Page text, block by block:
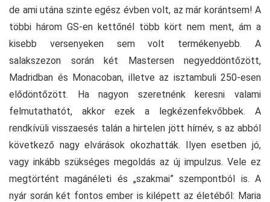
de ami utána szinte egész évben volt, az már korántsem! A
többi három GS-en kettőnél több kört nem ment, ám a
kisebb versenyeken sem volt termékenyebb. A
salakszezon során két Mastersen negyeddöntőzött,
Madridban és Monacoban, illetve az isztambuli 250-esen
elődöntőzött. Ha nagyon szeretnénk keresni valami
felmutathatót, akkor ezek a legkézenfekvőbbek. A
rendkívüli visszaesés talán a hirtelen jött hírnév, s az abból
következő nagy elvárások okozhatták. Ilyen esetben jó,
vagy inkább szükséges megoldás az új impulzus. Vele ez
megtörtént magánéleti és „szakmai” szempontból is. A
nyár során két fontos ember is kilépett az életéből: Maria